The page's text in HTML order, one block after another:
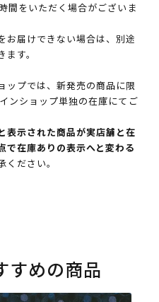
間をいただく場合がございま
お届けできない場合は、別途
す。
ップでは、新発売の商品に限
ンショップ単独の在庫にてご
表示された商品が実店舗と在
で在庫ありの表示へと変わる
ください。
すめの商品